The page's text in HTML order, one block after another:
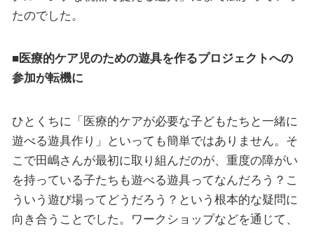
たのでした。
■医療的ケア児のための遊具を作るプロジェクトへの
参加が転機に
ひとくちに「医療的ケアが必要な子どもたちと一緒に
遊べる遊具作り」といっても簡単ではありません。そ
こで田嶋さんが最初に取り組んだのが、重度の障がい
を持っている子たちも遊べる遊具ってなんだろう？こ
ういう遊び場ってどうだろう？という根本的な疑問に
向き合うことでした。ワークショップなどを通じて、